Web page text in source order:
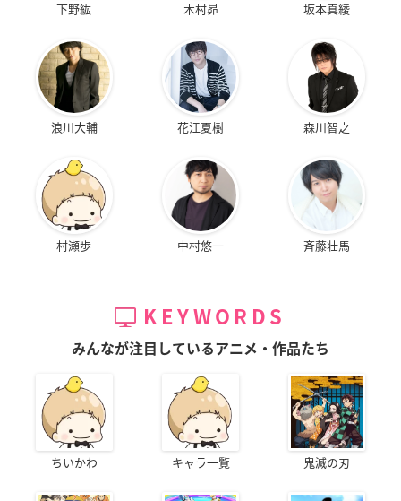
下野紘 木村昴 坂本真綾
浪川大輔 花江夏樹 森川智之
村瀬歩 中村悠一 斉藤壮馬
KEYWORDS
みんなが注目しているアニメ・作品たち
ちいかわ キャラ一覧 鬼滅の刃